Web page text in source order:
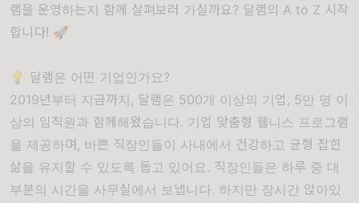
램을 운영하는지 함께 살펴보러 가실까요? 달램의 A to Z 시작
합니다! 🚀
💡 달램은 어떤 기업인가요?
2019년부터 지금까지, 달램은 500개 이상의 기업, 5만 명 이
상의 임직원과 함께해왔습니다. 기업 맞춤형 웰니스 프로그램
을 제공하며, 바쁜 직장인들이 사내에서 건강하고 균형 잡힌
삶을 유지할 수 있도록 돕고 있어요. 직장인들은 하루 중 대
부분의 시간을 사무실에서 보냅니다. 하지만 장시간 앉아있